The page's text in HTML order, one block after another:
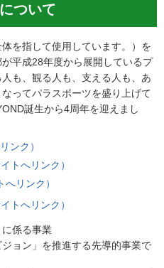
ついて
を指して使用しています。）を
平成28年度から展開しているプ
も、観る人も、支える人も、あ
ってパラスポーツを盛り上げて
誕生から4周年を迎えまし
ンク）
トへリンク）
リンク）
トへリンク）
に係る事業
ョン」を推進する先導的事業で